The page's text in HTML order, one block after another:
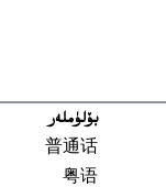
بۆلۈملەر
普通话
粤语